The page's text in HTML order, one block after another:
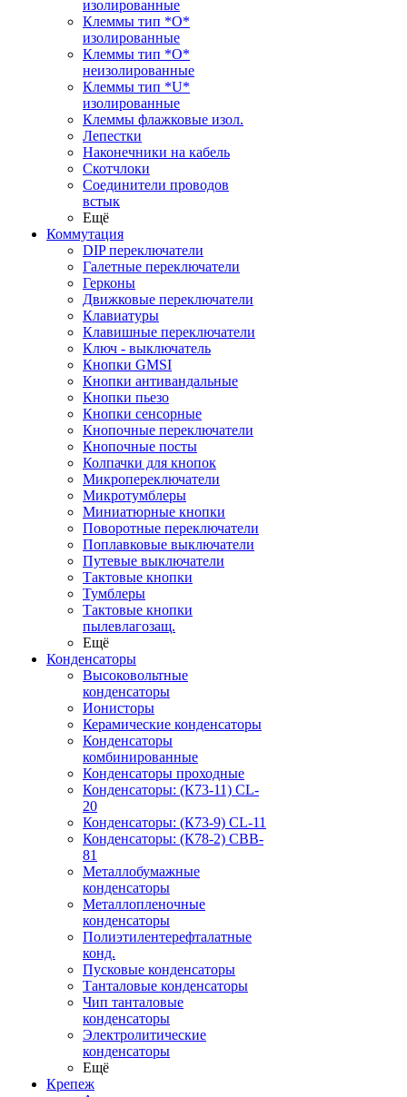
изолированные
Клеммы тип *O*
изолированные
Клеммы тип *O*
неизолированные
Клеммы тип *U*
изолированные
Клеммы флажковые изол.
Лепестки
Наконечники на кабель
Скотчлоки
Соединители проводов
встык
Ещё
Коммутация
DIP переключатели
Галетные переключатели
Герконы
Движковые переключатели
Клавиатуры
Клавишные переключатели
Ключ - выключатель
Кнопки GMSI
Кнопки антивандальные
Кнопки пьезо
Кнопки сенсорные
Кнопочные переключатели
Кнопочные посты
Колпачки для кнопок
Микропереключатели
Микротумблеры
Миниатюрные кнопки
Поворотные переключатели
Поплавковые выключатели
Путевые выключатели
Тактовые кнопки
Тумблеры
Тактовые кнопки
пылевлагозащ.
Ещё
Конденсаторы
Высоковольтные
конденсаторы
Ионисторы
Керамические конденсаторы
Конденсаторы
комбинированные
Конденсаторы проходные
Конденсаторы: (К73-11) CL-
20
Конденсаторы: (К73-9) CL-11
Конденсаторы: (К78-2) CBB-
81
Металлобумажные
конденсаторы
Металлопленочные
конденсаторы
Полиэтилентерефталатные
конд.
Пусковые конденсаторы
Танталовые конденсаторы
Чип танталовые
конденсаторы
Электролитические
конденсаторы
Ещё
Крепеж